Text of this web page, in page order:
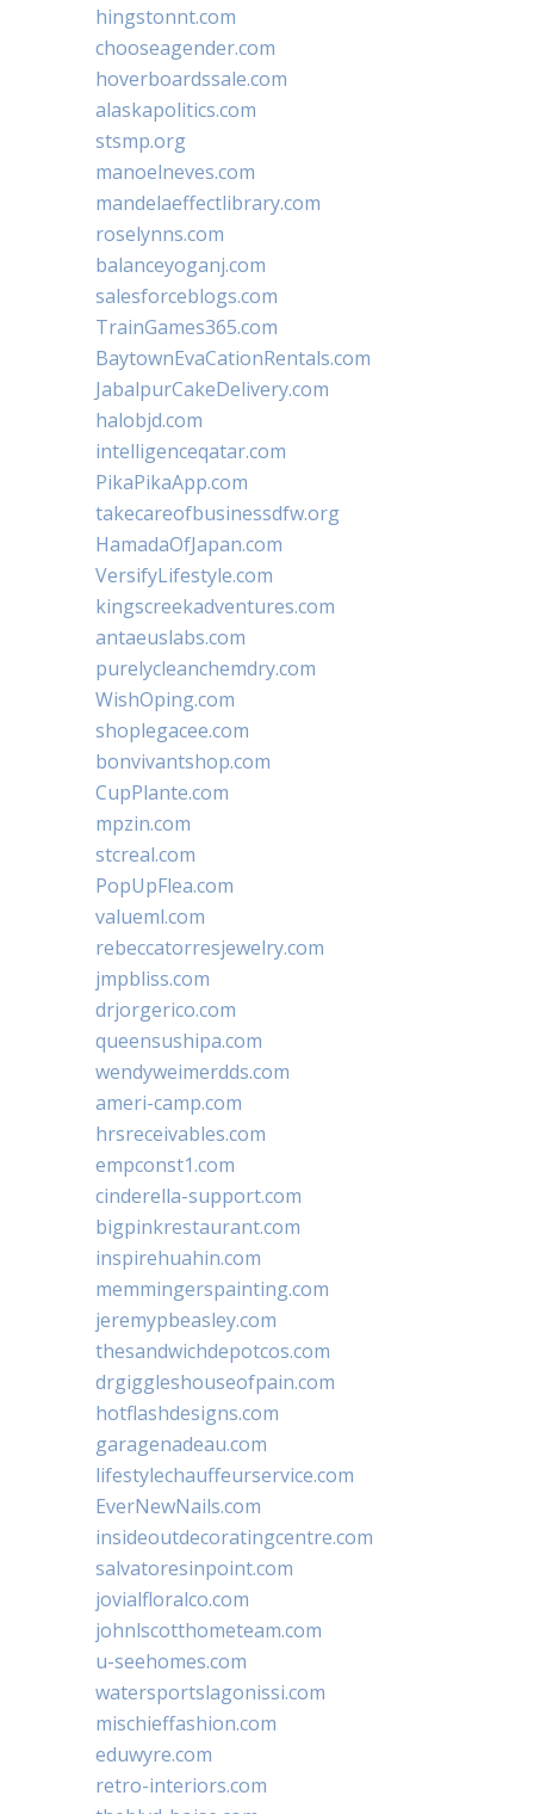
hingstonnt.com
chooseagender.com
hoverboardssale.com
alaskapolitics.com
stsmp.org
manoelneves.com
mandelaeffectlibrary.com
roselynns.com
balanceyoganj.com
salesforceblogs.com
TrainGames365.com
BaytownEvaCationRentals.com
JabalpurCakeDelivery.com
halobjd.com
intelligenceqatar.com
PikaPikaApp.com
takecareofbusinessdfw.org
HamadaOfJapan.com
VersifyLifestyle.com
kingscreekadventures.com
antaeuslabs.com
purelycleanchemdry.com
WishOping.com
shoplegacee.com
bonvivantshop.com
CupPlante.com
mpzin.com
stcreal.com
PopUpFlea.com
valueml.com
rebeccatorresjewelry.com
jmpbliss.com
drjorgerico.com
queensushipa.com
wendyweimerdds.com
ameri-camp.com
hrsreceivables.com
empconst1.com
cinderella-support.com
bigpinkrestaurant.com
inspirehuahin.com
memmingerspainting.com
jeremypbeasley.com
thesandwichdepotcos.com
drgiggleshouseofpain.com
hotflashdesigns.com
garagenadeau.com
lifestylechauffeurservice.com
EverNewNails.com
insideoutdecoratingcentre.com
salvatoresinpoint.com
jovialfloralco.com
johnlscotthometeam.com
u-seehomes.com
watersportslagonissi.com
mischieffashion.com
eduwyre.com
retro-interiors.com